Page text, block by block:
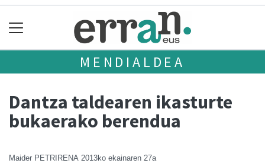
MENDIALDEA
Dantza taldearen ikasturte
bukaerako berendua
Maider PETRIRENA 2013ko ekainaren 27a